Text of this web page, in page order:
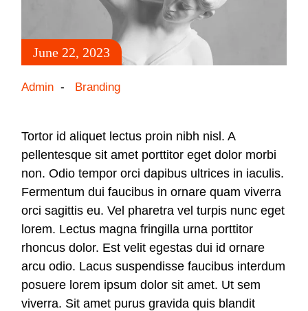
June 22, 2023
Admin Branding
Tortor id aliquet lectus proin nibh nisl. A
pellentesque sit amet porttitor eget dolor morbi
non. Odio tempor orci dapibus ultrices in iaculis.
Fermentum dui faucibus in ornare quam viverra
orci sagittis eu. Vel pharetra vel turpis nunc eget
lorem. Lectus magna fringilla urna porttitor
rhoncus dolor. Est velit egestas dui id ornare
arcu odio. Lacus suspendisse faucibus interdum
posuere lorem ipsum dolor sit amet. Ut sem
viverra. Sit amet purus gravida quis blandit